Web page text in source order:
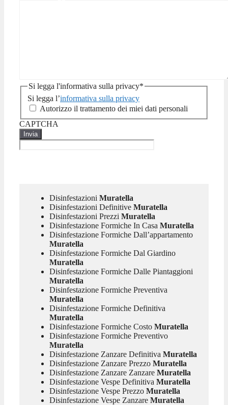
Si legga l'informativa sulla privacy*
Si legga l’informativa sulla privacy
Autorizzo il trattamento dei miei dati personali
CAPTCHA
Disinfestazioni Muratella
Disinfestazioni DefinitiveMuratella
Disinfestazioni Prezzi Muratella
Disinfestazione Formiche In Casa Muratella
Disinfestazione Formiche Dall’appartamento
Muratella
Disinfestazione Formiche Dal Giardino
Muratella
Disinfestazione Formiche Dalle Piantaggioni
Muratella
Disinfestazione Formiche Preventiva
Muratella
Disinfestazione Formiche Definitiva
Muratella
Disinfestazione Formiche CostoMuratella
Disinfestazione Formiche Preventivo
Muratella
Disinfestazione Zanzare Definitiva Muratella
Disinfestazione Zanzare PrezzoMuratella
Disinfestazione Zanzare ZanzareMuratella
Disinfestazione Vespe Definitiva Muratella
Disinfestazione Vespe PrezzoMuratella
Disinfestazione Vespe ZanzareMuratella